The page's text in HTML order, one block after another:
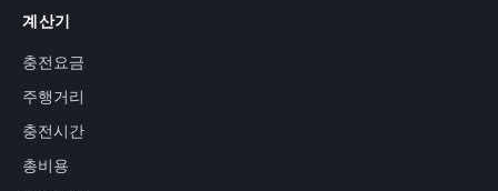
계산기
충전요금
주행거리
충전시간
총비용